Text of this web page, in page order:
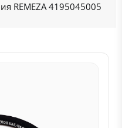
REMEZA 4195045005